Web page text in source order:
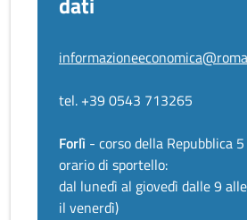
tel. +39 0543 713265
Forlì - corso della Repubblica 5
orario di sportello:
dal lunedì al giovedì dalle 9
il venerdì)